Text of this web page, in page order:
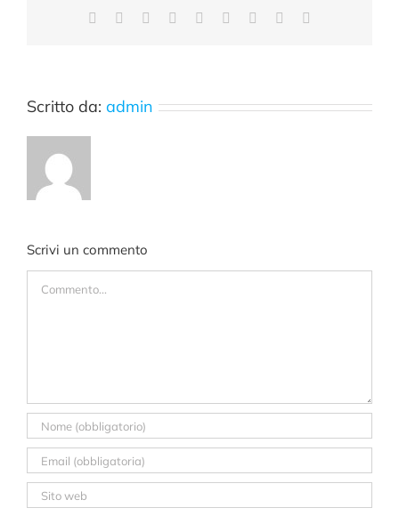
Facebook Reddit LinkedInWhatsApp
TumblrPinterest
Scritto da: admin
Scrivi un commento